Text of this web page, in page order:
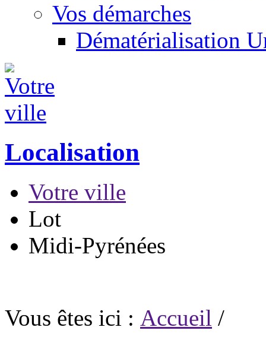
Vos démarches
Dématérialisation
Localisation
Votre ville
Lot
Midi-Pyrénées
Vous êtes ici : Accueil /